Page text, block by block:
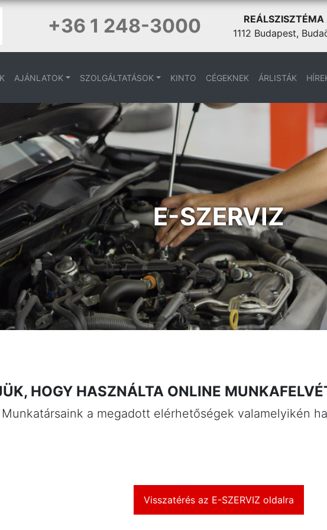
+36 1 248-3000
1112 Budapest,
AJÁNLATOK SZOLGÁLTATÁSOK KINTO CÉGEKNEK ÁRLISTÁK
E-SZERVIZ
HOGY HASZNÁLTA ONLINE
Munkatársaink a megadott elérhetőségek valamelyikén
Visszatérés az E-SZERVIZ oldalra